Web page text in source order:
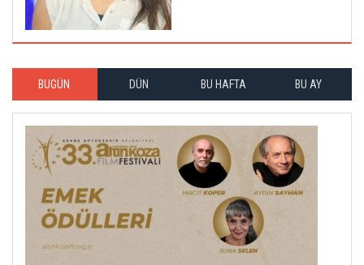
BUGÜN DÜN BU HAFTA BU AY